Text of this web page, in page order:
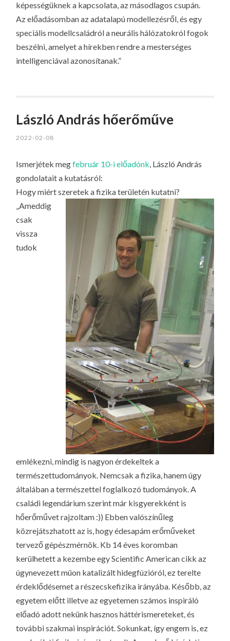
képességüknek a kapcsolata, az másodlagos csupán.
Az előadásomban az adatalapú modellezésről, és egy
speciális modellcsaládról a neurális hálózatokról fogok
beszélni, amelyet a hírekben rendre a mesterséges
intelligenciával azonosítanak.”
László András hőerőműve
2022-02-08
Ismerjétek megfebruár 10-i előadónk, László András
gondolatait a kutatásról:
Hogy miért szeretek a fizika területén kutatni?
„Ameddig
csak
vissza
tudok
emlékezni, mindig is nagyon érdekeltek a
természettudományok. Nemcsak a fizika, hanem úgy
általában a természettel foglalkozó tudományok. A
családi legendárium szerint már kisgyerekként is
hőerőművet rajzoltam :)) Ebben valószínűleg
közrejátszhatott az is, hogy édesapám erőműveket
tervező gépészmérnök. Kb 14 éves koromban
kerülhetett a kezembe egy Scientific American cikk az
úgynevezett müon katalizált hidegfúzióról, ez terelte
érdeklődésemet a részecskefizika irányába. Később, az
egyetem előtt illetve az egyetemen számos inspiráló
előadó adott nekünk hasznos háttérismereteket, és
további szakmai inspirációt. Sokunkat, így engem is, ez